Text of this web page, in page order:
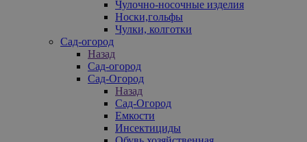
Чулочно-носочные изделия
Носки,гольфы
Чулки, колготки
Сад-огород
Назад
Сад-огород
Сад-Огород
Назад
Сад-Огород
Емкости
Инсектициды